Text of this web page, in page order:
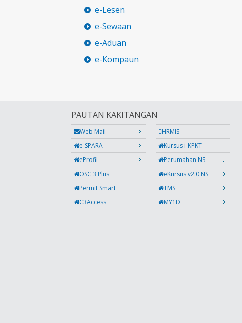
e-Lesen
e-Sewaan
e-Aduan
e-Kompaun
PAUTAN KAKITANGAN
Web Mail
HRMIS
e-SPARA
Kursus i-KPKT
eProfil
Perumahan NS
OSC 3 Plus
eKursus v2.0 NS
Permit Smart
TMS
C3Access
MY1D